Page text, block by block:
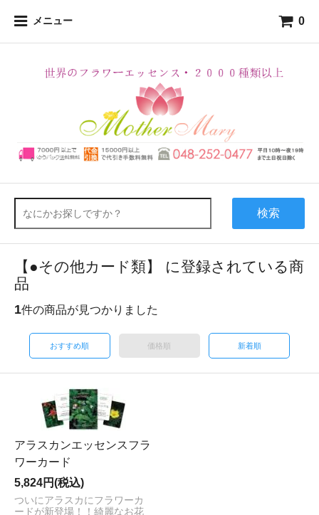
メニュー 0
検索
【●その他カード類】 に登録されている商
品
1件の商品が見つかりました
おすすめ順 価格順 新着順
アラスカンエッセンスフラ
ワーカード
5,824円(税込)
ついにアラスカにフラワーカ
ードが新登場！！綺麗なお花